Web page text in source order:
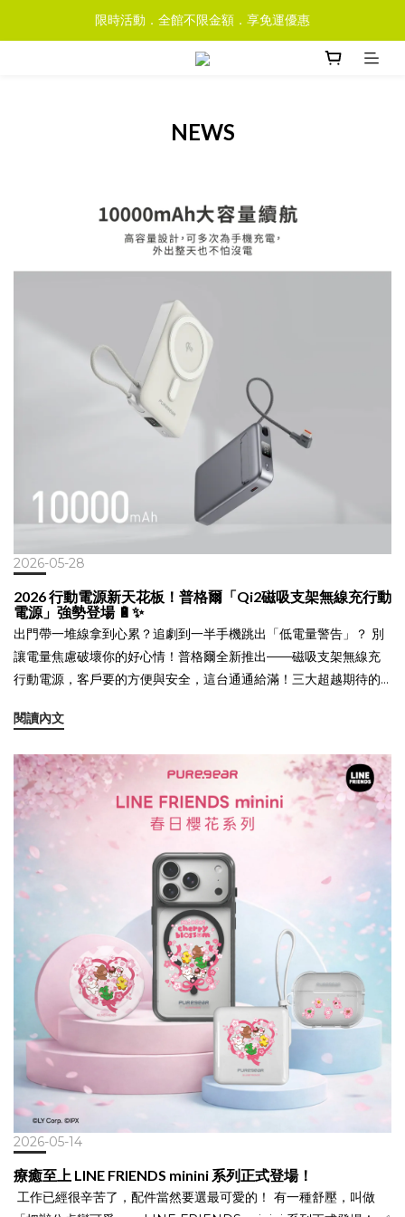
限時活動．全館不限金額．享免運優惠
NEWS
2026-05-28
2026 行動電源新天花板！普格爾「Qi2磁吸支架無線充行動
電源」強勢登場 🔋✨
出門帶一堆線拿到心累？追劇到一半手機跳出「低電量警告」？ 別
讓電量焦慮破壞你的好心情！普格爾全新推出——磁吸支架無線充
行動電源，客戶要的方便與安全，這台通通給滿！三大超越期待的
作、娛樂不間斷！🆕 全新 Qi2 技術搭載：全面看齊原廠體驗！磁吸
形支架」設計：完美融入生活場景！橫放追劇、豎放視訊通話，一
吸即亮、解放雙手。💪 10000 mAh 大容量：極致輕薄卻超能裝，
可選擇無線充磁吸最方便，滿足你一整天的續航需求。🛡️ 安全，普
格爾比你更挑惕！ 市面上行動電源千千款，安全才是唯一的路。普
格爾通過 CCC、BSMI、NCC 三大權威認證，業界最完整、規格最
嚴謹！讓你充得安心、用得放心。 隨手一貼，電力滿格，質感生活
就該這麼優雅！🥇時尚外型：外型圓潤，手感極佳。銀／深灰 雙色
最時尚。
閱讀內文
2026-05-14
療癒至上 LINE FRIENDS minini 系列正式登場！
工作已經很辛苦了，配件當然要選最可愛的！ 有一種舒壓，叫做